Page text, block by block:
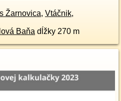
Žarnovica, Vtáčnik,
Baňa dĺžky 270 m